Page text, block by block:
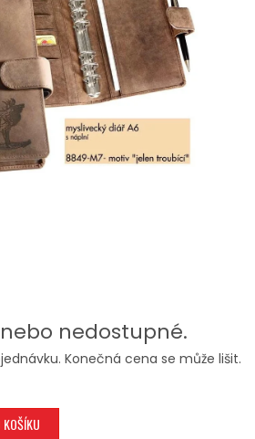
nedostupné.
Konečná cena se může lišit.